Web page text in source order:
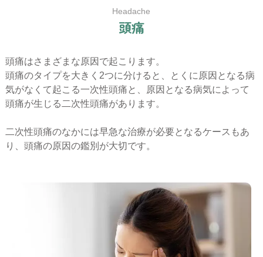
Headache
頭痛
頭痛はさまざまな原因で起こります。
頭痛のタイプを大きく2つに分けると、とくに原因となる病
気がなくて起こる一次性頭痛と、原因となる病気によって
頭痛が生じる二次性頭痛があります。
二次性頭痛のなかには早急な治療が必要となるケースもあ
り、頭痛の原因の鑑別が大切です。